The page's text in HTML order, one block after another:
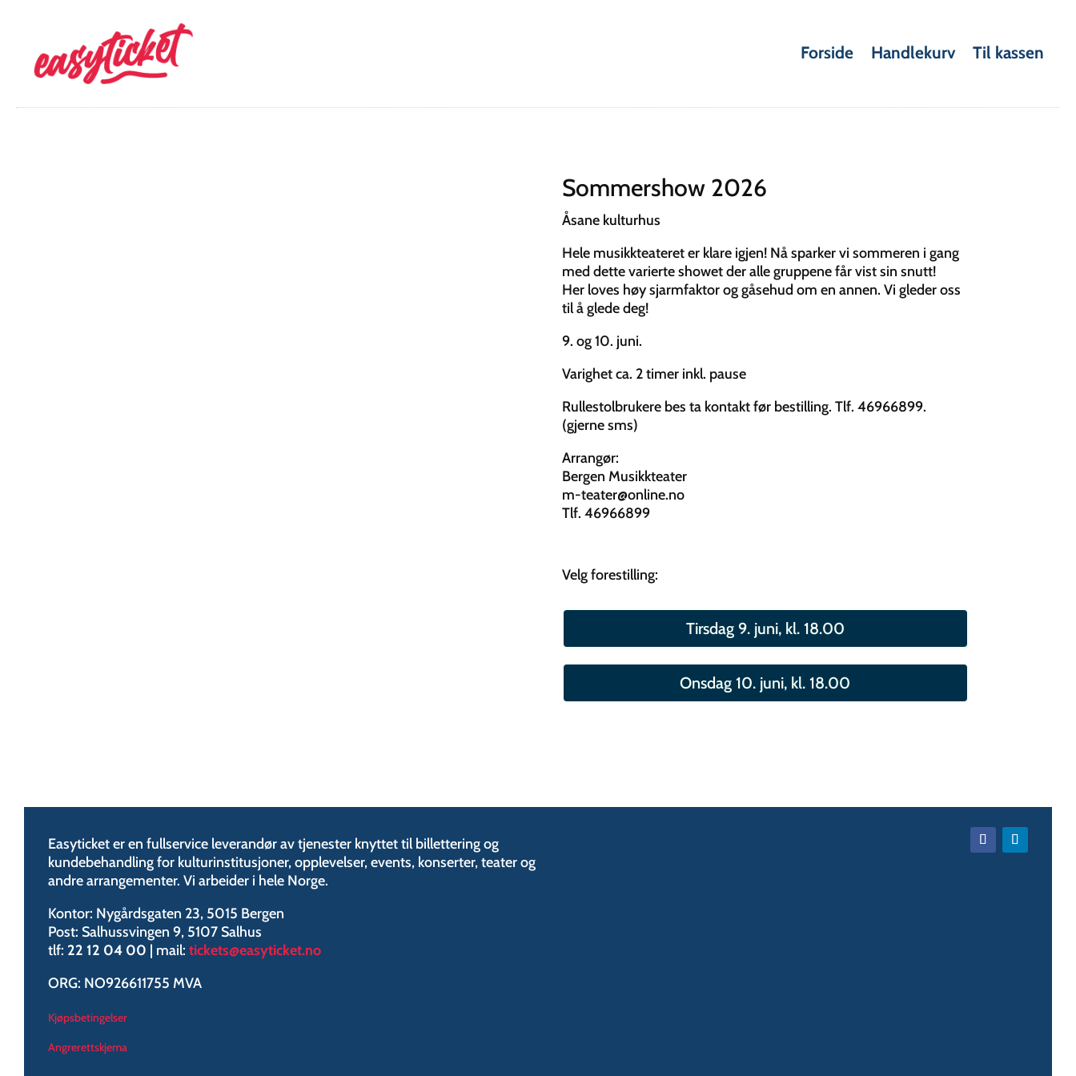
Forside Handlekurv Til kassen
Sommershow 2026
Åsane kulturhus
Hele musikkteateret er klare igjen! Nå sparker vi sommeren i gang
med dette varierte showet der alle gruppene får vist sin snutt!
Her loves høy sjarmfaktor og gåsehud om en annen. Vi gleder oss
til å glede deg!
9. og 10. juni.
Varighet ca. 2 timer inkl. pause
Rullestolbrukere bes ta kontakt før bestilling. Tlf. 46966899.
(gjerne sms)
Arrangør:
Bergen Musikkteater
m-teater@online.no
Tlf. 46966899
Velg forestilling:
Tirsdag 9. juni, kl. 18.00
Onsdag 10. juni, kl. 18.00
Easyticket er en fullservice leverandør av tjenester knyttet til billettering og
kundebehandling for kulturinstitusjoner, opplevelser, events, konserter, teater og
andre arrangementer. Vi arbeider i hele Norge.
Kontor: Nygårdsgaten 23, 5015 Bergen
Post: Salhussvingen 9, 5107 Salhus
tlf: 22 12 04 00 | mail: tickets@easyticket.no
ORG: NO926611755 MVA
Kjøpsbetingelser
Angrerettskjema